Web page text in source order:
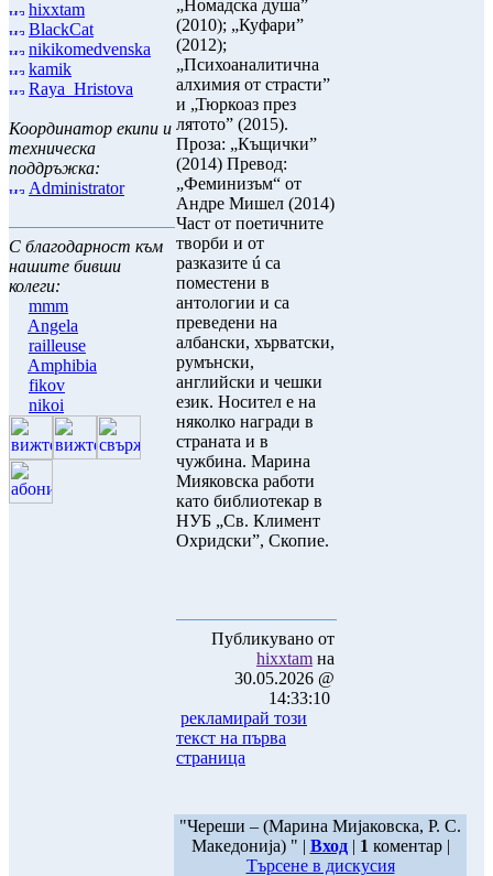
hixxtam
BlackCat
nikikomedvenska
kamik
Raya_Hristova
Координатор екипи и
техническа
поддръжка:
Administrator
С благодарност към
нашите бивши
колеги:
mmm
Angela
railleuse
Amphibia
fikov
nikoi
„Номадска душа”
(2010); „Куфари”
(2012);
„Психоаналитична
алхимия от страсти”
и „Тюркоаз през
лятото” (2015).
Проза: „Къщички”
(2014) Превод:
„Феминизъм“ от
Андре Мишел (2014)
Част от поетичните
творби и от
разказите ú са
поместени в
антологии и са
преведени на
албански, хърватски,
румънски,
английски и чешки
език. Носител е на
няколко награди в
страната и в
чужбина. Марина
Мияковска работи
като библиотекар в
НУБ „Св. Климент
Охридски”, Скопие.
Публикувано от
hixxtam на
30.05.2026 @
14:33:10
рекламирай този
текст на първа
страница
"Череши – (Марина Миjаковска, Р. С.
Македонија) " | Вход| 1 коментар |
Търсене в дискусия